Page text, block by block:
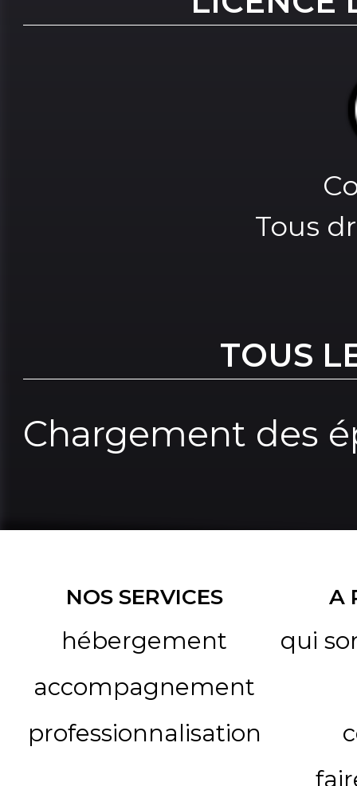
Tous
TOUS
Chargement des
NOS SERVICES
hébergement
accompagnement
professionnalisation
A
qui